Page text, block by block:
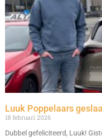
Luuk Poppelaars
18 februari 2026
Dubbel gefeliciteerd, Luuk!